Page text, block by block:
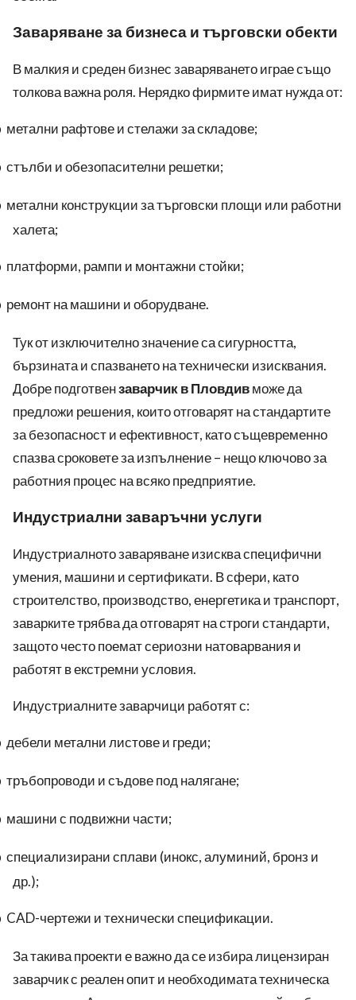
Заваряване за бизнеса и търговски обекти
В малкия и среден бизнес заваряването играе също
толкова важна роля. Нерядко фирмите имат нужда от:
метални рафтове и стелажи за складове;
стълби и обезопасителни решетки;
метални конструкции за търговски площи или работни
халета;
платформи, рампи и монтажни стойки;
ремонт на машини и оборудване.
Тук от изключително значение са сигурността,
бързината и спазването на технически изисквания.
Добре подготвензаварчик в Пловдивможе да
предложи решения, които отговарят на стандартите
за безопасност и ефективност, като същевременно
спазва сроковете за изпълнение – нещоключовоза
работния процес на всяко предприятие.
Индустриални заваръчни услуги
Индустриалното заваряване изисква специфични
умения, машини и сертификати. В сфери, като
строителство, производство, енергетика и транспорт,
заварките трябва да отговарят на строги стандарти,
защото често поемат сериозни натоварвания и
работят в екстремни условия.
Индустриалните заварчици работят с:
дебели метални листове и греди;
тръбопроводи и съдове под налягане;
машини с подвижни части;
специализирани сплави (инокс, алуминий, бронз и
др.);
CAD-чертежи и технически спецификации.
За такива проекти е важно да се избира лицензиран
заварчик с реален опит и необходимата техническа